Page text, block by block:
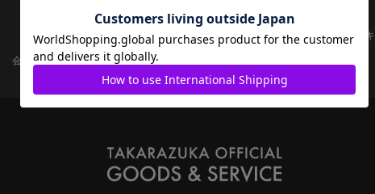
配送について お支払い方法 決済について
会員ページ 宝塚歌劇共通ID新規会員登録